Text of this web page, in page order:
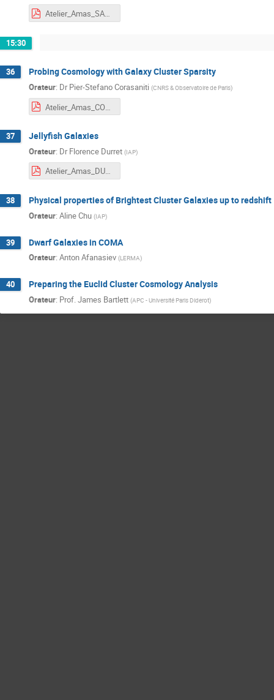
Atelier_Amas_SALOME.pdf
15:30
36 Probing Cosmology with Galaxy Cluster Sparsity
Orateur: Dr Pier-Stefano Corasaniti (CNRS & Observatoire de Paris)
37 Jellyfish Galaxies
Orateur: Dr Florence Durret (IAP)
Atelier_Amas_DURRET.pdf
38 Physical properties of Brightest Cluster Galaxies up to redshift
Orateur: Aline Chu (IAP)
39 Dwarf Galaxies in COMA
Orateur: Anton Afanasiev (LERMA)
40 Preparing the Euclid Cluster Cosmology Analysis
Orateur: Prof. James Bartlett (APC - Université Paris Diderot)